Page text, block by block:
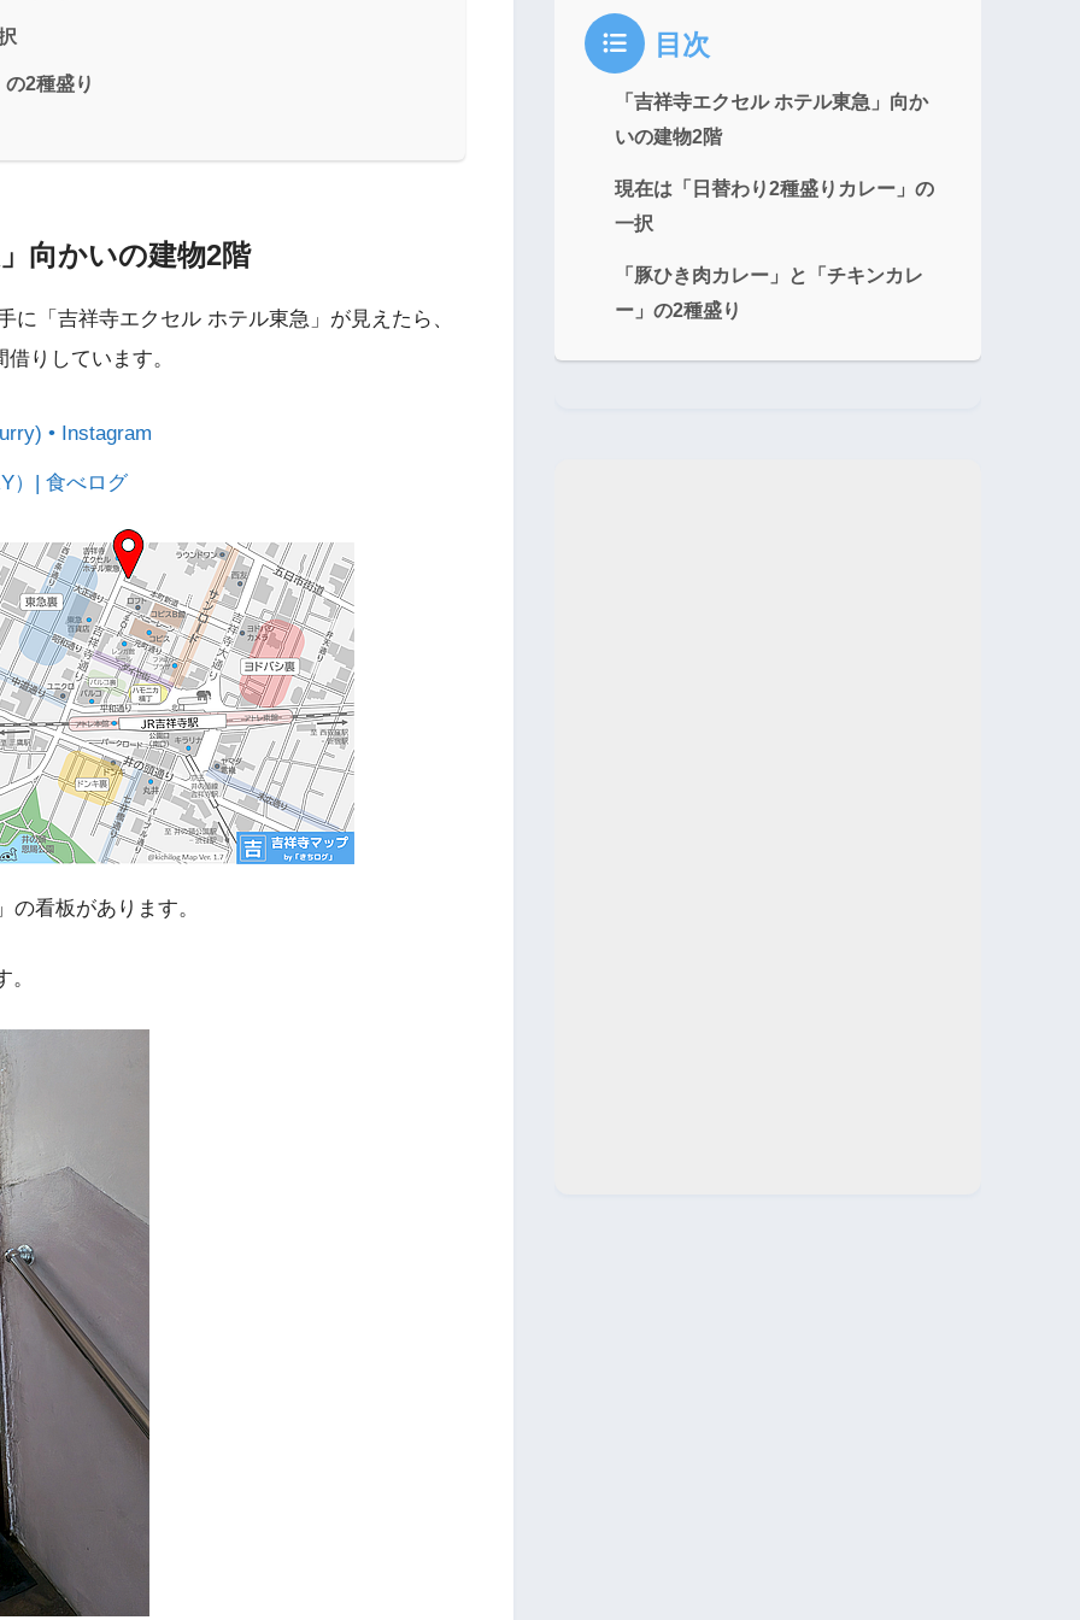
2種盛り
向かいの建物2階
「吉祥寺エクセル ホテル東急」が見えたら、
りしています。
• Instagram
）| 食べログ
看板があります。
目次
「吉祥寺エクセル ホテル東急」向か
いの建物2階
現在は「日替わり2種盛りカレー」の
一択
「豚ひき肉カレー」と「チキンカレ
ー」の2種盛り